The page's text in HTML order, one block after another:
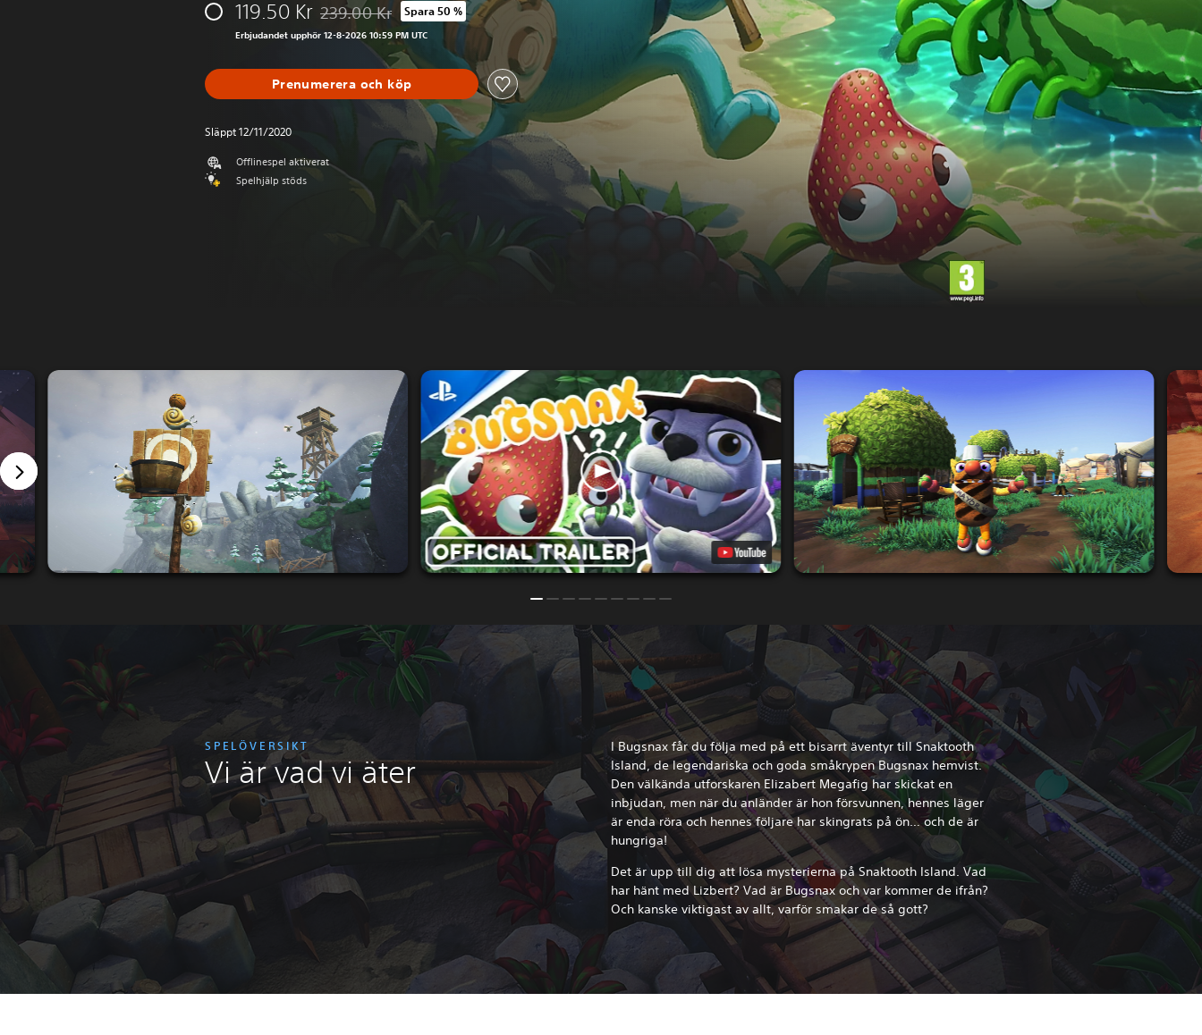
119.50 Kr Nedsatt från ursprungspriset på 239.00 Kr
239.00 Kr Spara 50 %
Erbjudandet upphör 12-8-2026 10:59 PM UTC
Prenumerera och köp
Släppt 12/11/2020
Offlinespel aktiverat
Spelhjälp stöds
SPELÖVERSIKT
Vi är vad vi äter
I Bugsnax får du följa med på ett bisarrt äventyr till Snaktooth
Island, de legendariska och goda småkrypen Bugsnax hemvist.
Den välkända utforskaren Elizabert Megafig har skickat en
inbjudan, men när du anländer är hon försvunnen, hennes läger
är enda röra och hennes följare har skingrats på ön… och de är
hungriga!
Det är upp till dig att lösa mysterierna på Snaktooth Island. Vad
har hänt med Lizbert? Vad är Bugsnax och var kommer de ifrån?
Och kanske viktigast av allt, varför smakar de så gott?